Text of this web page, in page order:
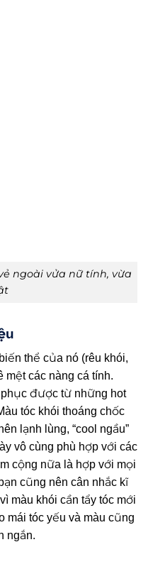
ngoài vửa nữ tính, vừa
thể của nó (rêu khói,
các nàng cá tính.
được từ những hot
tóc khói thoáng chốc
lạnh lùng, “cool ngầu”
vô cùng phù hợp với các
cộng nữa là hợp với mọi
cũng nên cân nhắc kĩ
màu khói cần tẩy tóc mới
mái tóc yếu và màu cũng
ngắn.